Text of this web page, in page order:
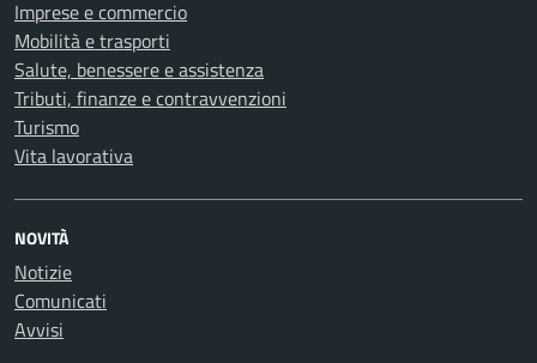
Imprese e commercio
Mobilità e trasporti
Salute, benessere e assistenza
Tributi, finanze e contravvenzioni
Turismo
Vita lavorativa
NOVITÀ
Notizie
Comunicati
Avvisi